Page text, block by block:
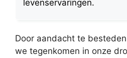
levenservaringen.
Door aandacht te
we tegenkomen in onze